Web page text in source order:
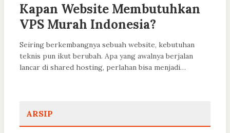
Kapan Website Membutuhkan
VPS Murah Indonesia?
Seiring berkembangnya sebuah website, kebutuhan
teknis pun ikut berubah. Apa yang awalnya berjalan
lancar di shared hosting, perlahan bisa menjadi…
ARSIP